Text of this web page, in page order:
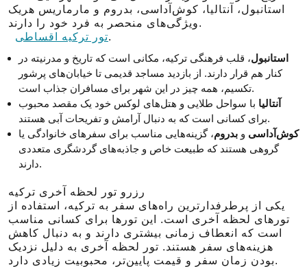
استانبول، آنتالیا، کوش‌آداسی، بدروم و مارماریس هریک
ویژگی‌های منحصر به فرد خود را دارند.
تور ترکیه اقساطی.
استانبول، قلب فرهنگی ترکیه، مکانی است که تاریخ و مدرنیته در
کنار هم قرار دارند. از بازدید مساجد قدیمی تا خیابان‌های پرشور
تکسیم، همه چیز در این شهر برای مسافران جذاب است.
آنتالیا با سواحل طلایی و هتل‌های لوکس خود یک مقصد محبوب
برای کسانی است که به دنبال آرامش و تفریحات آبی هستند.
کوش‌آداسی و بدروم، گزینه‌هایی مناسب برای سفرهای خانوادگی یا
گروهی هستند که طبیعت خاص و جاذبه‌های گردشگری متعددی
دارند.
رزرو تور لحظه آخری ترکیه
یکی از پرطرفدارترین راه‌های سفر به ترکیه، استفاده از
تورهای لحظه آخری است. این تورها برای کسانی مناسب
است که انعطاف زمانی بیشتری دارند و به دنبال کاهش
هزینه‌های سفر هستند. تور لحظه آخری به دلیل نزدیک
بودن زمان سفر و قیمت پایین‌تر، محبوبیت زیادی دارد.